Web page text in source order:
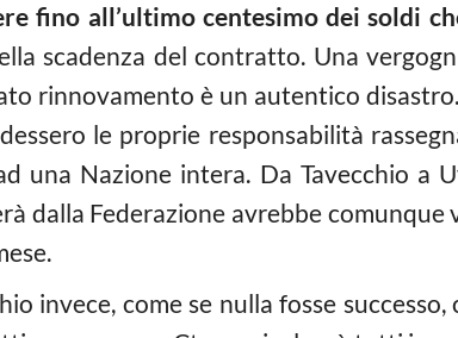
fino all’ultimo centesimo dei soldi
scadenza del contratto. Una
rinnovamento è un autentico
le proprie responsabilità
una Nazione intera. Da Tavecchio a
dalla Federazione avrebbe
invece, come se nulla fosse